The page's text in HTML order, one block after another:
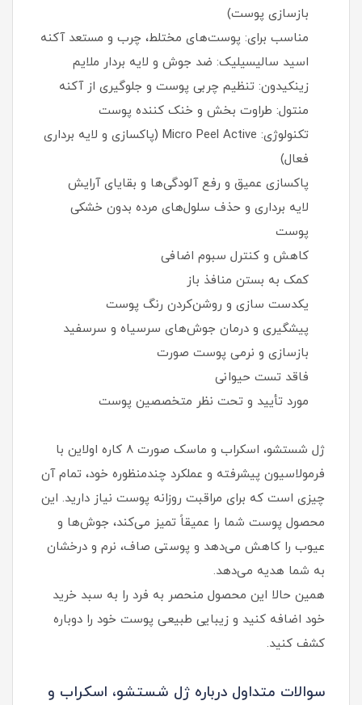
بازسازی پوست)
مناسب برای: پوست‌های مختلط، چرب و مستعد آکنه
اسید سالیسیلیک: ضد جوش و لایه‌ بردار ملایم
زینکیدون: تنظیم چربی پوست و جلوگیری از آکنه
منتول: طراوت‌ بخش و خنک‌ کننده پوست
تکنولوژی: Micro Peel Active (پاکسازی و لایه‌ برداری
فعال)
پاکسازی عمیق و رفع آلودگی‌ها و بقایای آرایش
لایه‌ برداری و حذف سلول‌های مرده بدون خشکی
پوست
کاهش و کنترل سبوم اضافی
کمک به بستن منافذ باز
یکدست‌ سازی و روشن‌کردن رنگ پوست
پیشگیری و درمان جوش‌های سرسیاه و سرسفید
بازسازی و نرمی پوست صورت
فاقد تست حیوانی
مورد تأیید و تحت نظر متخصصین پوست
ژل شستشو، اسکراب و ماسک صورت 8 کاره اولاین با
فرمولاسیون پیشرفته و عملکرد چندمنظوره خود، تمام آن
چیزی است که برای مراقبت روزانه پوست نیاز دارید. این
محصول پوست شما را عمیقاً تمیز می‌کند، جوش‌ها و
عیوب را کاهش می‌دهد و پوستی صاف، نرم و درخشان
به شما هدیه می‌دهد.
همین حالا این محصول منحصر به‌ فرد را به سبد خرید
خود اضافه کنید و زیبایی طبیعی پوست خود را دوباره
کشف کنید.
سوالات متداول درباره ژل شستشو، اسکراب و